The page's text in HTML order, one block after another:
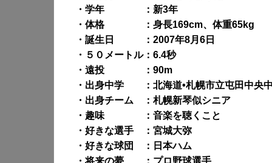
・学年 ：新3年
・体格 ：身長169cm、体重65kg
・誕生日 ：2007年8月6日
・５０メートル：6.4秒
・遠投 ：90m
・出身中学 ：北海道•札幌市立屯田中央
・出身チーム ：札幌新琴似シニア
・趣味 ：音楽を聴くこと
・好きな選手 ：宮城大弥
・好きな球団 ：日本ハム
・将来の夢 ：プロ野球選手